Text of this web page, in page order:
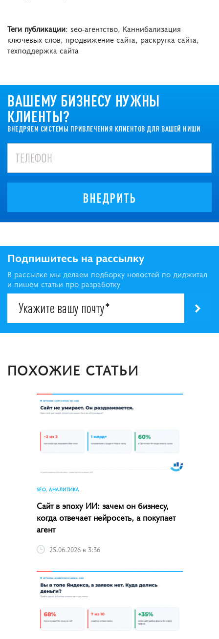
Теги публикации: seo-агентство, Каннибализация
ключевых слов, продвижение сайта, раскрутка сайта,
техподдержка сайта
ВАШЕМУ БИЗНЕСУ НУЖНЫ
КЛИЕНТЫ?
ВНЕДРЯЕМ СИСТЕМЫ ПРИВЛЕЧЕНИЯ КЛИЕНТОВ ДЛЯ ВАШЕЙ НИШИ
ВНЕДРИТЬ
Подпишитесь на рассылку
В рассылке мы делаем подборку новостей по диджитал
и пишем статьи про разработку
ПОХОЖИЕ СТАТЬИ
SEO, АНАЛИТИКА
Сайт в эпоху ИИ: зачем он бизнесу,
когда отвечает нейросеть, а покупает
агент
25.06.2026 в 3:36